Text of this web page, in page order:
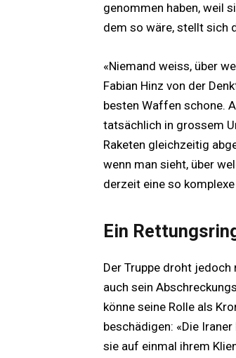
genommen haben, weil
dem so wäre, stellt sich
«Niemand weiss, über
Fabian Hinz von der
besten Waffen schone.
tatsächlich in grossem
Raketen gleichzeitig
wenn man sieht, über
derzeit eine so
Ein
Der Truppe droht
auch sein
könne seine Rolle als
beschädigen: «Die
sie auf einmal ihrem